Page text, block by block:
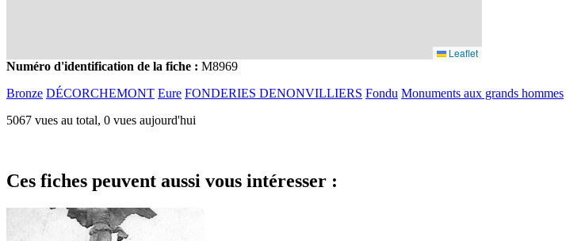
Leaflet
Numéro d'identification de la fiche : M8969
Bronze DÉCORCHEMONT Eure FONDERIES DENONVILLIERS Fondu Monuments aux grands hommes
5067 vues au total, 0 vues aujourd'hui
Ces fiches peuvent aussi vous intéresser :